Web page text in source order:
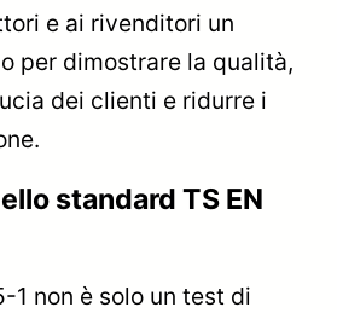
e ai rivenditori un
per dimostrare la qualità,
dei clienti e ridurre i
standard TS EN
1 non è solo un test di